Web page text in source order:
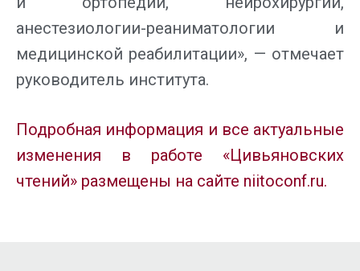
анестезиологии-реаниматологии и
медицинской реабилитации», — отмечает
руководитель института.
Подробная информация и все актуальные
изменения в работе «Цивьяновских
чтений» размещены на сайте niitoconf.ru.